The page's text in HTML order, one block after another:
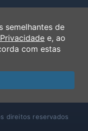
direitos reservados
semelhantes de
e, ao
com estas